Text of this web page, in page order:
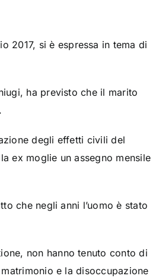
2017, si è espressa in tema di
ha previsto che il marito
degli effetti civili del
ex moglie un assegno mensile
che negli anni l’uomo è stato
non hanno tenuto conto di
e la disoccupazione